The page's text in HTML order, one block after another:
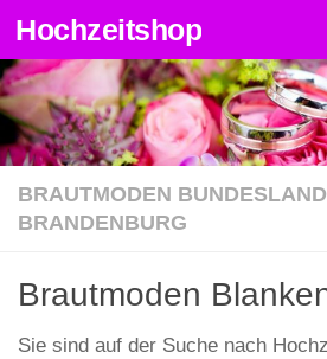
Zum Inhalt springen
Hochzeitshop
BRAUTMODEN BUNDESLAND
BRANDENBURG
Brautmoden
Sie sind auf der Suche nach